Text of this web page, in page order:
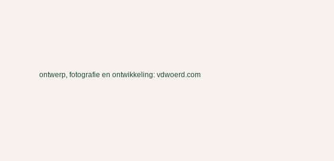
ontwerp, fotografie en ontwikkeling: vdwoerd.com